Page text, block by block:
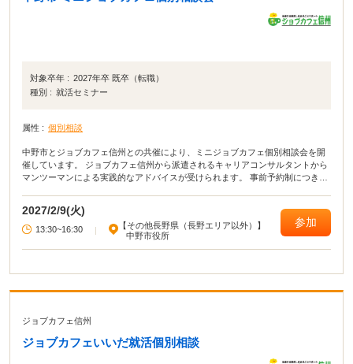
対象卒年 : 2027年卒 既卒（転職）
種別 : 就活セミナー
属性 : 個別相談
中野市とジョブカフェ信州との共催により、ミニジョブカフェ個別相談会を開
催しています。 ジョブカフェ信州から派遣されるキャリアコンサルタントから
マンツーマンによる実践的なアドバイスが受けられます。 事前予約制につき、
さい。 ご不明な点等がありましたら、お気軽にお問い合わせください。
2027/2/9(火)
13:30~16:30
【その他長野県（長野エリア以外）】
中野市役所
参加
ジョブカフェ信州
ジョブカフェいいだ就活個別相談